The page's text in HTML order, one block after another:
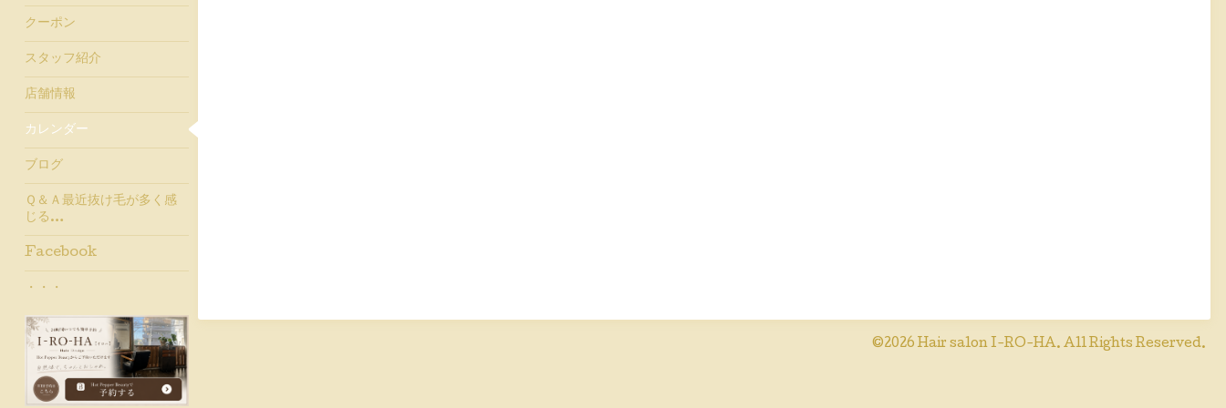
©2026 Hair salon I-RO-HA. All Rights Reserved.
クーポン
スタッフ紹介
店舗情報
カレンダー
ブログ
Ｑ＆Ａ最近抜け毛が多く感
じる…
Facebook
・・・